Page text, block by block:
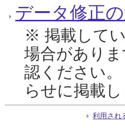
データ修正
※ 掲載して
場合があり
認ください
らせに掲載し
利用され